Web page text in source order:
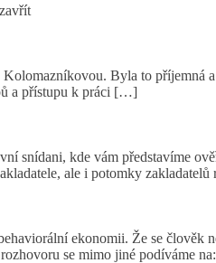
zavřít
Byla to příjemná
a přístupu k práci […]
kde vám představíme
ale i potomky
ekonomii. Že se člověk
se mimo jiné podíváme